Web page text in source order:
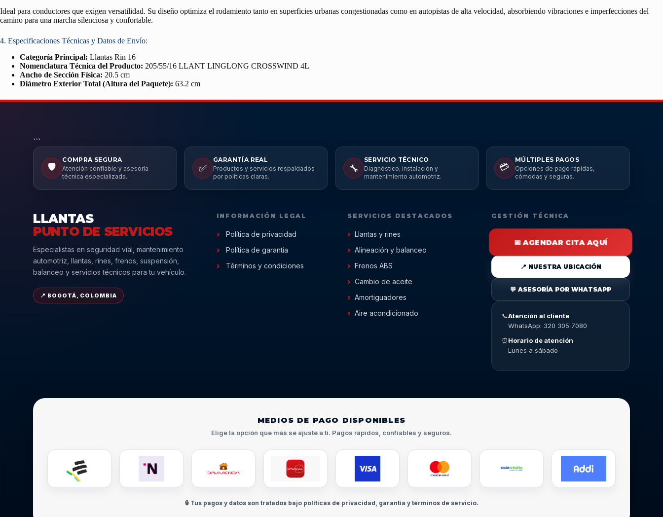
Ideal para conductores que exigen versatilidad. Su diseño optimiza el rodamiento tanto en superficies urbanas congestionadas como en autopistas de alta velocidad, absorbiendo vibraciones e imperfecciones del
camino para una marcha silenciosa y confortable.
4. Especificaciones Técnicas y Datos de Envío:
Categoría Principal: Llantas Rin 16
Nomenclatura Técnica del Producto: 205/55/16 LLANT LINGLONG CROSSWIND 4L
Ancho de Sección Física: 20.5 cm
Diámetro Exterior Total (Altura del Paquete): 63.2 cm
```
🛡️
COMPRA SEGURA
Atención confiable y asesoría
técnica especializada.
✅
GARANTÍA REAL
Productos y servicios respaldados
por políticas claras.
🔧
SERVICIO TÉCNICO
Diagnóstico, instalación y
mantenimiento automotriz.
💳
MÚLTIPLES PAGOS
Opciones de pago rápidas,
cómodas y seguras.
LLANTAS
PUNTO DE SERVICIOS
Especialistas en seguridad vial, mantenimiento
automotriz, llantas, rines, frenos, suspensión,
balanceo y servicios técnicos para tu vehículo.
📍 BOGOTÁ, COLOMBIA
INFORMACIÓN LEGAL
Política de privacidad
Política de garantía
Términos y condiciones
SERVICIOS DESTACADOS
Llantas y rines
Alineación y balanceo
Frenos ABS
Cambio de aceite
Amortiguadores
Aire acondicionado
GESTIÓN TÉCNICA
📅 AGENDAR CITA AQUÍ
📍 NUESTRA UBICACIÓN
💬 ASESORÍA POR WHATSAPP
📞Atención al cliente
WhatsApp: 320 305 7080
⏰Horario de atención
Lunes a sábado
MEDIOS DE PAGO DISPONIBLES
Elige la opción que más se ajuste a ti. Pagos rápidos, confiables y seguros.
🔒 Tus pagos y datos son tratados bajo políticas de privacidad, garantía y términos de servicio.